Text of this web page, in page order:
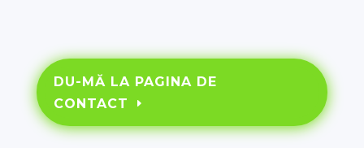
DU-MĂ LA PAGINA DE
CONTACT